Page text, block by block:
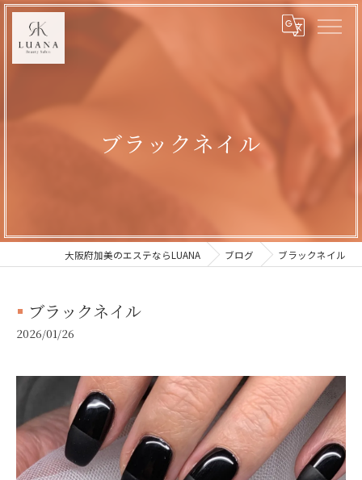
ブラックネイル
大阪府加美のエステならLUANA ブログ ブラックネイル
ブラックネイル
2026/01/26